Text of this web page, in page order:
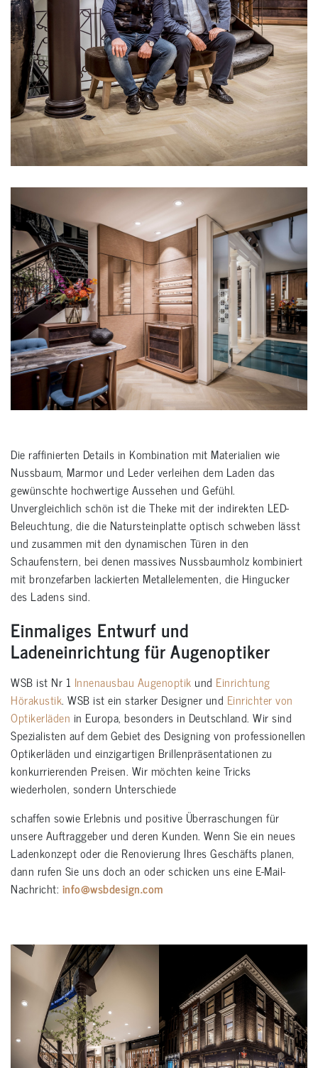
Die raffinierten Details in Kombination mit Materialien wie
Nussbaum, Marmor und Leder verleihen dem Laden das
gewünschte hochwertige Aussehen und Gefühl.
Unvergleichlich schön ist die Theke mit der indirekten LED-
Beleuchtung, die die Natursteinplatte optisch schweben lässt
und zusammen mit den dynamischen Türen in den
Schaufenstern, bei denen massives Nussbaumholz kombiniert
mit bronzefarben lackierten Metallelementen, die Hingucker
des Ladens sind.
Einmaliges Entwurf und
Ladeneinrichtung für Augenoptiker
WSB ist Nr 1 Innenausbau Augenoptik und Einrichtung
Hörakustik. WSB ist ein starker Designer und Einrichter von
Optikerläden in Europa, besonders in Deutschland. Wir sind
Spezialisten auf dem Gebiet des Designing von professionellen
Optikerläden und einzigartigen Brillenpräsentationen zu
konkurrierenden Preisen. Wir möchten keine Tricks
wiederholen, sondern Unterschiede
schaffen sowie Erlebnis und positive Überraschungen für
unsere Auftraggeber und deren Kunden. Wenn Sie ein neues
Ladenkonzept oder die Renovierung Ihres Geschäfts planen,
dann rufen Sie uns doch an oder schicken uns eine E-Mail-
Nachricht: info@wsbdesign.com